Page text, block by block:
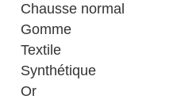
Chausse normal
Gomme
Textile
Synthétique
Or